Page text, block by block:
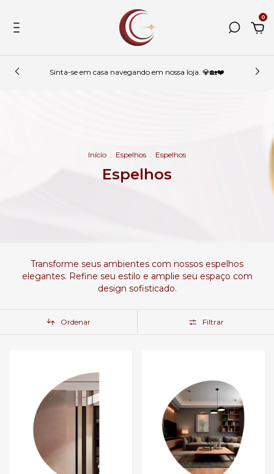
0
Sinta-se em casa navegando em nossa loja. 💎🏡❤️
Início . Espelhos . Espelhos
Espelhos
Transforme seus ambientes com nossos espelhos
elegantes. Refine seu estilo e amplie seu espaço com
design sofisticado.
Ordenar Filtrar